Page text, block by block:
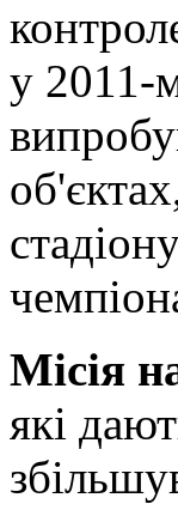
у 2011-
Місія
які